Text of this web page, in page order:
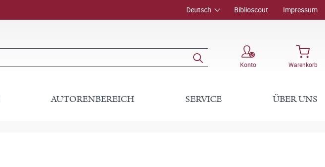
Deutsch Biblioscout Impressum
Konto Warenkorb
AUTORENBEREICH SERVICE ÜBER UNS